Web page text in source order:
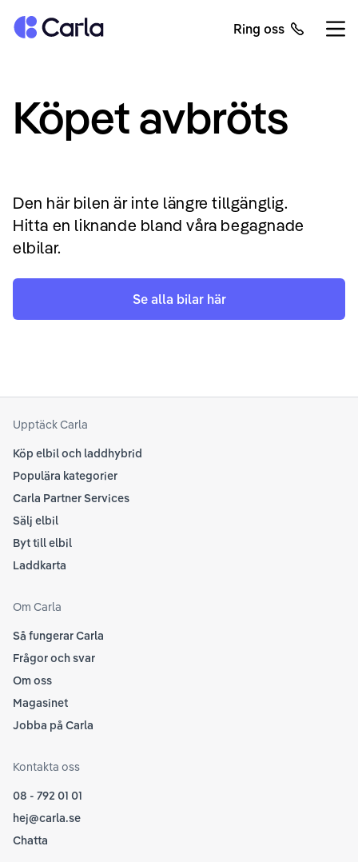
Tillbaka till startsidan Ring oss
Köpet avbröts
Den här bilen är inte längre tillgänglig.
Hitta en liknande bland våra begagnade
elbilar.
Se alla bilar här
Upptäck Carla
Köp elbil och laddhybrid
Populära kategorier
Carla Partner Services
Sälj elbil
Byt till elbil
Laddkarta
Om Carla
Så fungerar Carla
Frågor och svar
Om oss
Magasinet
Jobba på Carla
Kontakta oss
08 - 792 01 01
hej@carla.se
Chatta